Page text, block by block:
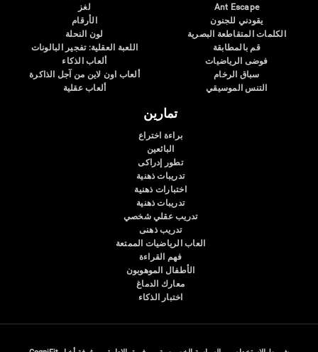
Ant Escape
يقودني للجنون
الكلمات المتقاطعة البصرية
قم بالمطابقة
فوضى الرياضيات
سباق الرخام
التنس الموسيقي
لغز
الأرقام
لون النحلة
اللعبة العقلية: تفجير البالونات
ألعاب الذكاء
ألعاب اون لاين من آجل الذاكرة
ألعاب عقلية
تمارين
براءة اختراع
البائعين
تطور إدراكى
تدريبات ذهنية
اختبارات ذهنية
تدريبات ذهنية
تدريب عقلي شخصي
تدريب ذهنى
العاب الرياضيات الممتعة
فهم القراءة
الأطفال الموهوبون
معارك الدماغ
اختبار الذكاء